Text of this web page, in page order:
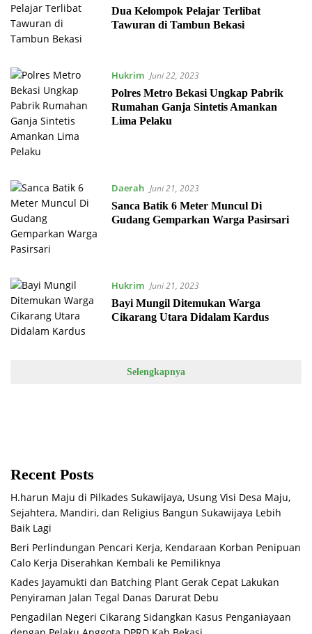
Dua Kelompok Pelajar Terlibat
Tawuran di Tambun Bekasi
Hukrim Juni 22, 2023
Polres Metro Bekasi Ungkap Pabrik
Rumahan Ganja Sintetis Amankan
Lima Pelaku
Daerah Juni 21, 2023
Sanca Batik 6 Meter Muncul Di
Gudang Gemparkan Warga Pasirsari
Hukrim Juni 21, 2023
Bayi Mungil Ditemukan Warga
Cikarang Utara Didalam Kardus
Selengkapnya
Recent Posts
H.harun Maju di Pilkades Sukawijaya, Usung Visi Desa Maju,
Sejahtera, Mandiri, dan Religius Bangun Sukawijaya Lebih
Baik Lagi
Beri Perlindungan Pencari Kerja, Kendaraan Korban Penipuan
Calo Kerja Diserahkan Kembali ke Pemiliknya
Kades Jayamukti dan Batching Plant Gerak Cepat Lakukan
Penyiraman Jalan Tegal Danas Darurat Debu
Pengadilan Negeri Cikarang Sidangkan Kasus Penganiayaan